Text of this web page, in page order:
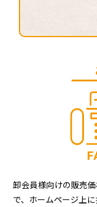
卸会員様向けの販売
で、ホームページ上に